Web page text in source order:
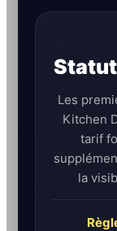
Les
Kitchen
tarif
la